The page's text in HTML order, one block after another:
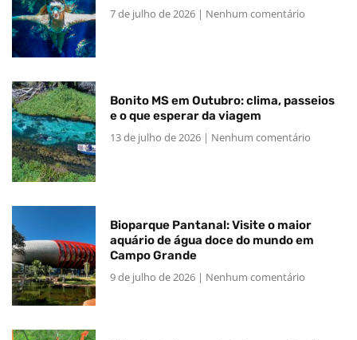
7 de julho de 2026
Nenhum comentário
Bonito MS em Outubro: clima, passeios
e o que esperar da viagem
13 de julho de 2026
Nenhum comentário
Bioparque Pantanal: Visite o maior
aquário de água doce do mundo em
Campo Grande
9 de julho de 2026
Nenhum comentário